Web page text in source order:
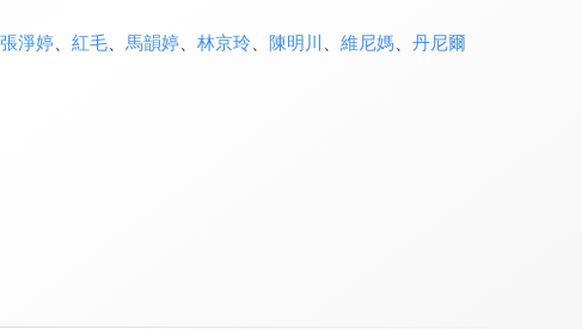
張淨婷、 紅毛、 馬韻婷、 林京玲、 陳明川 維尼媽、 丹尼爾